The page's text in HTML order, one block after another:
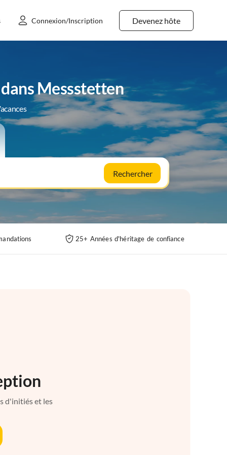
Devenez hôte
Connexion/Inscription
Messstetten
Rechercher
25+ Années d'héritage de confiance
d'initiés et les